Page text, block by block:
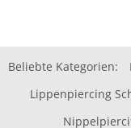
Beliebte Kategorien:
Lippenpiercing